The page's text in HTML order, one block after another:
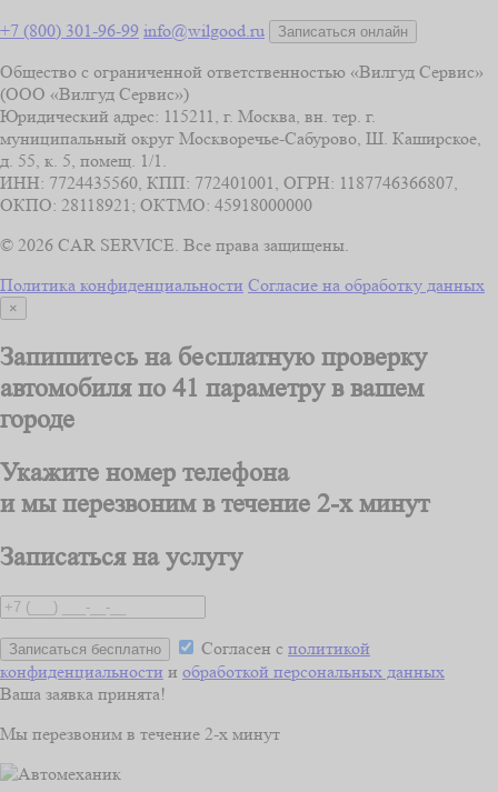
+7 (800) 301-96-99 info@wilgood.ru Записаться онлайн
Общество с ограниченной ответственностью «Вилгуд Сервис»
(ООО «Вилгуд Сервис»)
Юридический адрес: 115211, г. Москва, вн. тер. г.
муниципальный округ Москворечье-Сабурово, Ш. Каширское,
д. 55, к. 5, помещ. 1/1.
ИНН: 7724435560, КПП: 772401001, ОГРН: 1187746366807,
ОКПО: 28118921; ОКТМО: 45918000000
© 2026 CAR SERVICE. Все права защищены.
Политика конфиденциальности Согласие на обработку данных
×
Запишитесь на бесплатную проверку
автомобиляпо 41 параметрув вашем
городе
Укажите номер телефона
и мы перезвонимв течение 2-х минут
Записаться на услугу
Записаться бесплатно Согласен с политикой
конфиденциальности и обработкой персональных данных
Ваша заявка принята!
Мы перезвоним в течение 2-х минут